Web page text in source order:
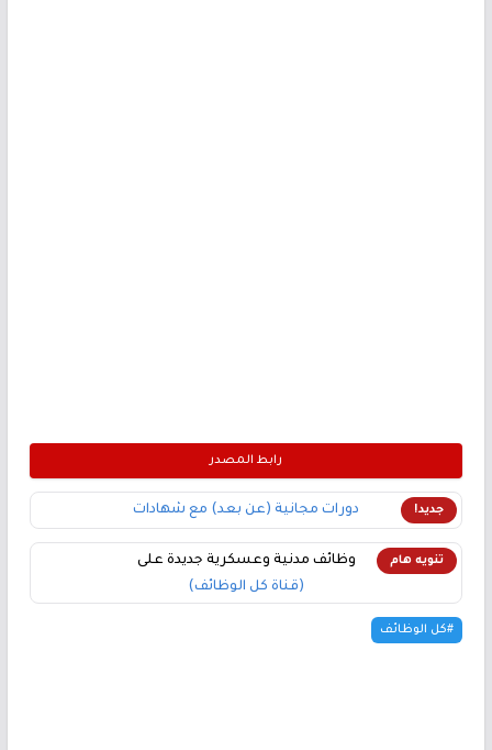
رابط المصدر
جديد! دورات مجانية (عن بعد) مع شهادات
تنويه هام
وظائف مدنية وعسكرية جديدة على
(قناة كل الوظائف)
#كل الوظائف